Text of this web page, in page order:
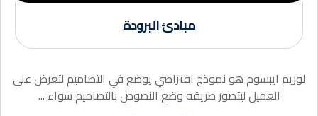
مبادئ البرودة
لوريم ايبسوم هو نموذج افتراضي يوضع في التصاميم لتعرض على
العميل ليتصور طريقه وضع النصوص بالتصاميم سواء ...